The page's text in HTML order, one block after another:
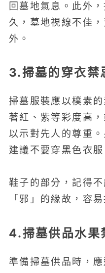
回墓地氣息。此外
久，墓地視線不佳
外。
3.掃墓的穿衣禁
掃墓服裝應以樸素
著紅、紫等彩度高
以示對先人的尊重
建議不要穿黑色衣
鞋子的部分，記得
「邪」的緣故，容易
4.掃墓供品水果
準備掃墓供品時，應